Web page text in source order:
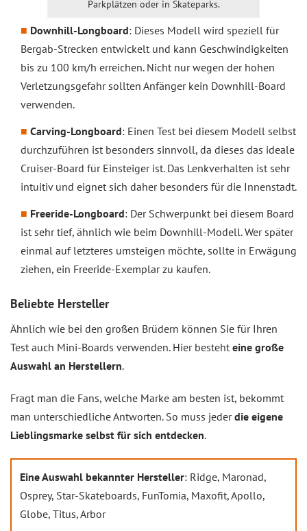
Parkplätzen oder in Skateparks.
Downhill-Longboard: Dieses Modell wird speziell für
Bergab-Strecken entwickelt und kann Geschwindigkeiten
bis zu 100 km/h erreichen. Nicht nur wegen der hohen
Verletzungsgefahr sollten Anfänger kein Downhill-Board
verwenden.
Carving-Longboard: Einen Test bei diesem Modell selbst
durchzuführen ist besonders sinnvoll, da dieses das ideale
Cruiser-Board für Einsteiger ist. Das Lenkverhalten ist sehr
intuitiv und eignet sich daher besonders für die Innenstadt.
Freeride-Longboard: Der Schwerpunkt bei diesem Board
ist sehr tief, ähnlich wie beim Downhill-Modell. Wer später
einmal auf letzteres umsteigen möchte, sollte in Erwägung
ziehen, ein Freeride-Exemplar zu kaufen.
Beliebte Hersteller
Ähnlich wie bei den großen Brüdern können Sie für Ihren
Test auch Mini-Boards verwenden. Hier besteht eine große
Auswahl an Herstellern.
Fragt man die Fans, welche Marke am besten ist, bekommt
man unterschiedliche Antworten. So muss jederdie eigene
Lieblingsmarke selbst für sich entdecken.
Eine Auswahl bekannter Hersteller: Ridge, Maronad,
Osprey, Star-Skateboards, FunTomia, Maxofit, Apollo,
Globe, Titus, Arbor